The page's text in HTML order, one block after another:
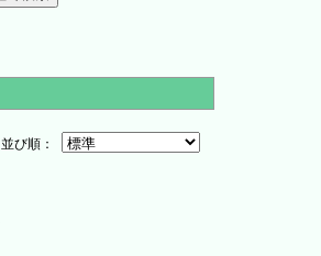
並び順：